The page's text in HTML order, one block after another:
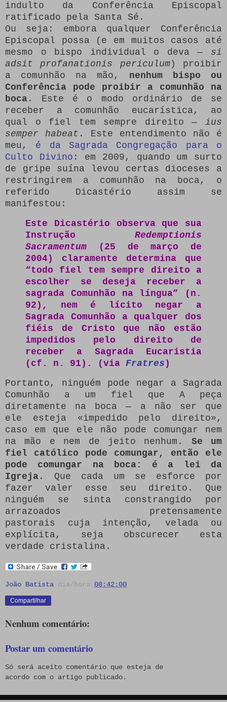
indulto da Conferência Episcopal
ratificado pela Santa Sé.
Ou seja: embora qualquer Conferência
Episcopal possa (e em muitos casos até
mesmo o bispo individual o deva — si
adsit profanationis periculum) proibir
a comunhão na mão, nenhum bispo ou
Conferência pode proibir a comunhão na
boca . Este é o modo ordinário de se
receber a comunhão eucarística, ao
qual o fiel tem sempre direito — ius
semper habeat . Este entendimento não é
meu, é da Sagrada Congregação para o
Culto Divino : em 2009, quando um surto
de gripe suína levou certas dioceses a
restringirem a comunhão na boca, o
referido Dicastério assim se
manifestou:
Este Dicastério observa que sua
Instrução Redemptionis
Sacramentum (25 de março de
2004) claramente determina que
“todo fiel tem sempre direito a
escolher se deseja receber a
sagrada Comunhão na língua” (n.
92), nem é lícito negar a
Sagrada Comunhão a qualquer dos
fiéis de Cristo que não estão
impedidos pelo direito de
receber a Sagrada Eucaristia
(cf. n. 91). (via Fratres )
Portanto, ninguém pode negar a Sagrada
Comunhão a um fiel que A peça
diretamente na boca — a não ser que
ele esteja «impedido pelo direito»,
caso em que ele não pode comungar nem
na mão e nem de jeito nenhum. Se um
fiel católico pode comungar, então ele
pode comungar na boca: é a lei da
Igreja . Que cada um se esforce por
fazer valer esse seu direito. Que
ninguém se sinta constrangido por
arrazoados pretensamente
pastorais cuja intenção, velada ou
explícita, seja obscurecer esta
verdade cristalina.
João Batista dia/hora 08:42:00
Compartilhar
Nenhum comentário:
Postar um comentário
Só será aceito comentário que esteja de
acordo com o artigo publicado.